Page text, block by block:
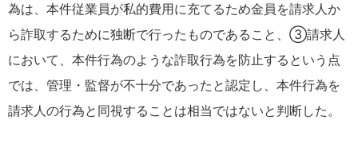
為は、本件従業員が私的費用に充てるため金員を請求人か
ら詐取するために独断で行ったものであること、③請求人
において、本件行為のような詐取行為を防止するという点
では、管理・監督が不十分であったと認定し、本件行為を
請求人の行為と同視することは相当ではないと判断した。